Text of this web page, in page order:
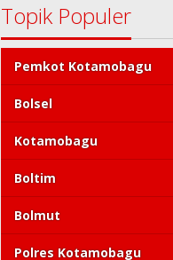
Topik Populer
Pemkot Kotamobagu
Bolsel
Kotamobagu
Boltim
Bolmut
Polres Kotamobagu